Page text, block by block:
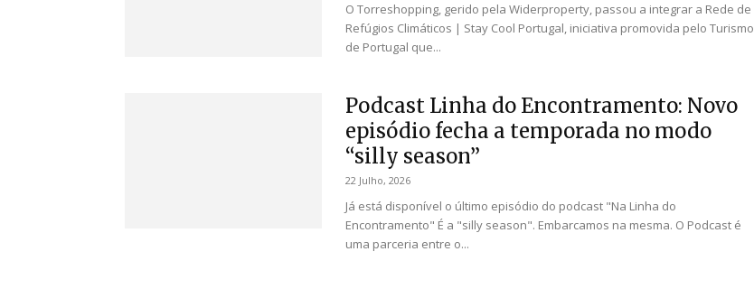
O Torreshopping, gerido pela Widerproperty, passou a integrar a Rede de
Refúgios Climáticos | Stay Cool Portugal, iniciativa promovida pelo Turismo
de Portugal que...
Podcast Linha do Encontramento: Novo
episódio fecha a temporada no modo
“silly season”
22 Julho, 2026
Já está disponível o último episódio do podcast "Na Linha do
Encontramento" É a "silly season". Embarcamos na mesma. O Podcast é
uma parceria entre o...